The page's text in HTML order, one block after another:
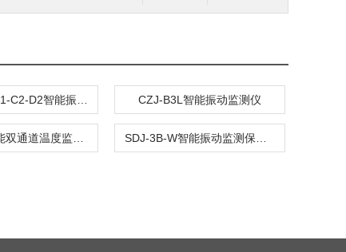
CZJ-B3L智能振动监测仪